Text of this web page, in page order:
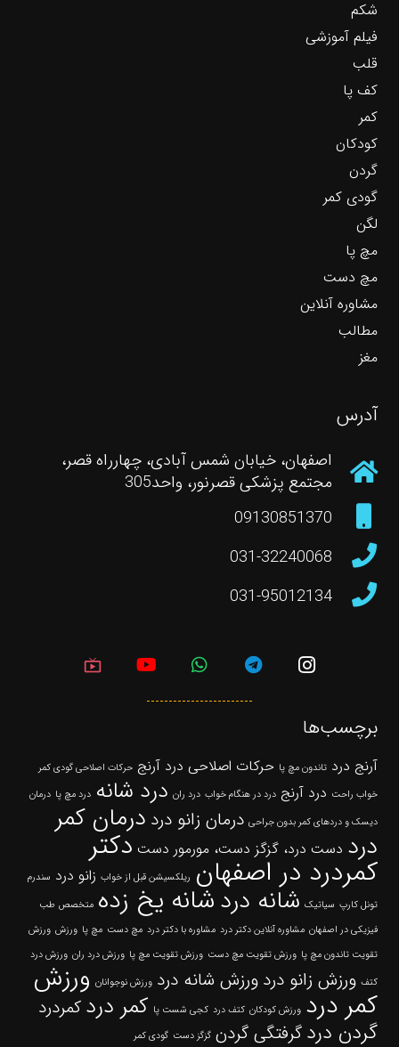
شکم
فیلم آموزشی
قلب
کف پا
کمر
کودکان
گردن
گودی کمر
لگن
مچ پا
مچ دست
مشاوره آنلاین
مطالب
مغز
آدرس
اصفهان، خیابان شمس آبادی، چهارراه قصر،
مجتمع پزشکی قصرنور، واحد305
09130851370
031-32240068
031-95012134
live_tv
برچسب‌ها
آرنج درد تاندون مچ پا حرکات اصلاحی درد آرنج حرکات اصلاحی گودی کمر
خواب راحت درد آرنج درد در هنگام خواب درد ران درد شانه درد مچ پا درمان
دیسک و دردهای کمر بدون جراحی درمان زانو درد درمان کمر
درد دست درد، گزگز دست، مورمور دست دکتر
کمردرد در اصفهان ریلکسیشن قبل از خواب زانو درد سندرم
تونل کارپ سیاتیک شانه دردشانه یخ زده متخصص طب
فیزیکی در اصفهان مشاوره آنلاین دکتر درد مشاوره با دکتر درد مچ دست مچ پا ورزش ورزش
تقویت تاندون مچ پا ورزش تقویت مچ دست ورزش تقویت مچ پا ورزش درد ران ورزش درد
کتف ورزش زانو درد ورزش شانه درد ورزش نوجوانان ورزش
کمر درد ورزش کودکان کتف درد کجی شست پا کمر درد کمردرد
گردن درد گرفتگی گردن گزگز دست گودی کمر